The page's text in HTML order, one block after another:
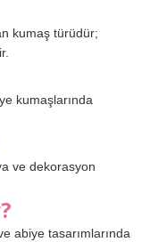
kumaş türüdür;
kumaşlarında
ve dekorasyon
abiye tasarımlarında